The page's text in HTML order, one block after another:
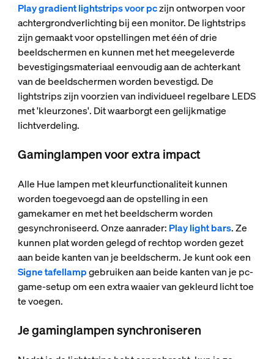
Play gradient lightstrips voor pczijn ontworpen voor
achtergrondverlichting bij een monitor. De lightstrips
zijn gemaakt voor opstellingen met één of drie
beeldschermen en kunnen met het meegeleverde
bevestigingsmateriaal eenvoudig aan de achterkant
van de beeldschermen worden bevestigd. De
lightstrips zijn voorzien van individueel regelbare LEDS
met 'kleurzones'. Dit waarborgt een gelijkmatige
lichtverdeling.
Gaminglampen voor extra impact
Alle Hue lampen met kleurfunctionaliteit kunnen
worden toegevoegd aan de opstelling in een
gamekamer en met het beeldscherm worden
gesynchroniseerd. Onze aanrader: Play light bars. Ze
kunnen plat worden gelegd of rechtop worden gezet
aan beide kanten van je beeldscherm. Je kunt ook een
Signe tafellampgebruiken aan beide kanten van je pc-
game-setup om een extra waaier van gekleurd licht toe
te voegen.
Je gaminglampen synchroniseren